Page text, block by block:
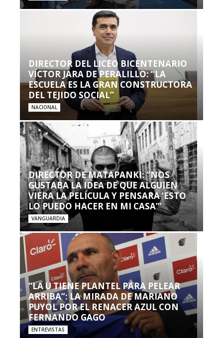
DIRECTOR DEL LICEO BICENTENARIO
VÍCTOR JARA DE PERALILLO: “LA
ESCUELA ES LA GRAN CONSTRUCTORA
DEL TEJIDO SOCIAL”
NACIONAL
DIRECTOR DE MATAPANKI: “NOS
GUSTABA LA IDEA DE QUE ALGUIEN
VIERA LA PELÍCULA Y PENSARA ‘ESTO
LO PUEDO HACER EN MI CASA’”
VANGUARDIA
“LA U TIENE PLANTEL PARA PELEAR
ARRIBA”: LA MIRADA DE MARIANO
PUYOL POR EL RENACER AZUL CON
FERNANDO GAGO
ENTREVISTAS